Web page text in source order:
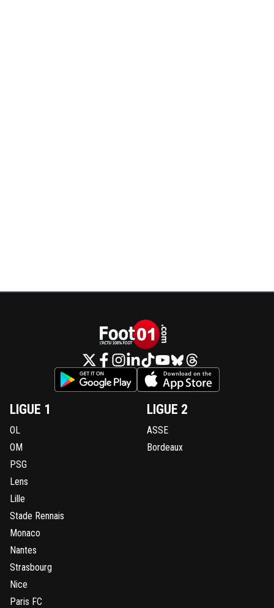
LIGUE 1
OL
OM
PSG
Lens
Lille
Stade Rennais
Monaco
Nantes
Strasbourg
Nice
Paris FC
LIGUE 2
ASSE
Bordeaux